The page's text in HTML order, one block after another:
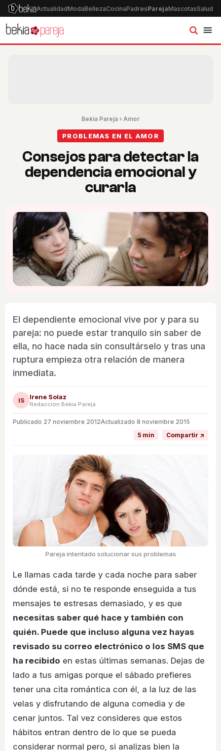
ActualidadModaBellezaCocinaPadresParejaMascotasSalud
Bekia Pareja › Amor
PROBLEMAS EN EL AMOR
Consejos para detectar la
dependencia emocional y
curarla
El dependiente emocional vive por y para su
pareja: no puede estar tranquilo sin saber de
ella, no hace nada sin consultárselo y tras una
ruptura empieza otra relación de manera
inmediata.
IS Irene Solaz
Redacción Bekia Pareja
Publicado 27 noviembre 2012Actualizado 8 noviembre 2015
5 min
Compartir ↗
Pareja intentado solucionar sus problemas
Le llamas cada tarde y cada noche para saber
dónde está, si no te responde enseguida a tus
mensajes te estresas demasiado, y es que
necesitas saber qué hace y también con
quién. Puede que incluso alguna vez hayas
revisado su correo electrónico o los SMS que
ha recibido en estas últimas semanas. Dejas de
lado a tus amigas porque el sábado prefieres
tener una cita romántica con él, a la luz de las
velas y disfrutando de alguna comedia y de
cenar juntos. Tal vez consideres que estos
hábitos entran dentro de lo que se pueda
considerar normal pero, si analizas bien la